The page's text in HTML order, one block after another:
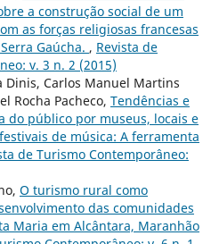
a construção social de um
as forças religiosas francesas
Gaúcha. , Revista de
v. 3 n. 2 (2015)
Dinis, Carlos Manuel Martins
Rocha Pacheco, Tendências e
do público por museus, locais e
de música: A ferramenta
de Turismo Contemporâneo:
O turismo rural como
das comunidades
Maria em Alcântara, Maranhão